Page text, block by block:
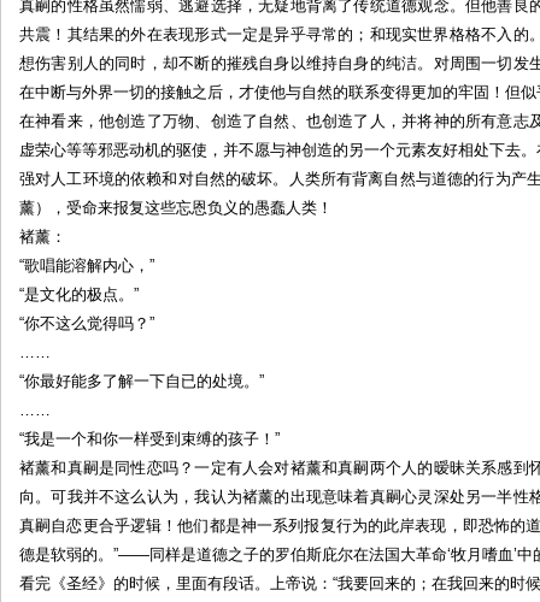
良
牙
真嗣的性格虽然懦弱、逃避选择，无疑地背离了传统道德观念。但他善良
共震！其结果的外在表现形式一定是异乎寻常的；和现实世界格格不入的
想伤害别人的同时，却不断的摧残自身以维持自身的纯洁。对周围一切发
在中断与外界一切的接触之后，才使他与自然的联系变得更加的牢固！但
在神看来，他创造了万物、创造了自然、也创造了人，并将神的所有意志
虚荣心等等邪恶动机的驱使，并不愿与神创造的另一个元素友好相处下去
强对人工环境的依赖和对自然的破坏。人类所有背离自然与道德的行为产
薰），受命来报复这些忘恩负义的愚蠢人类！
褚薰：
“歌唱能溶解内心，”
“是文化的极点。”
“你不这么觉得吗？”
……
“你最好能多了解一下自已的处境。”
……
“我是一个和你一样受到束缚的孩子！”
褚薰和真嗣是同性恋吗？一定有人会对褚薰和真嗣两个人的暧昧关系感到
向。可我并不这么认为，我认为褚薰的出现意味着真嗣心灵深处另一半性
真嗣自恋更合乎逻辑！他们都是神一系列报复行为的此岸表现，即恐怖的
德是软弱的。”——同样是道德之子的罗伯斯庇尔在法国大革命‘牧月嗜血’中
看完《圣经》的时候，里面有段话。上帝说：“我要回来的；在我回来的时